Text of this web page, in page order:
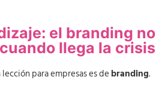
el branding no
llega la crisis
para empresas es de branding.